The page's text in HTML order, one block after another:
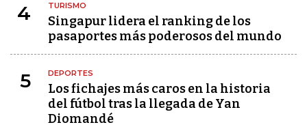
4 TURISMO
Singapur lidera el ranking de los
pasaportes más poderosos del mundo
5 DEPORTES
Los fichajes más caros en la historia
del fútbol tras la llegada de Yan
Diomandé